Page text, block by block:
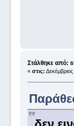
Στάλθηκε από:
« στις: